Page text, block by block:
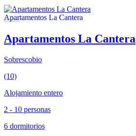
Apartamentos La Cantera
Sobrescobio
(10)
Alojamiento entero
2 - 10 personas
6 dormitorios